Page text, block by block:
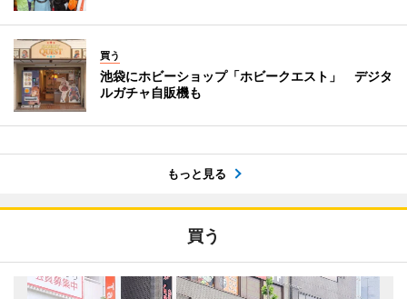
買う
池袋にホビーショップ「ホビークエスト」 デジタ
ルガチャ自販機も
もっと見る
買う